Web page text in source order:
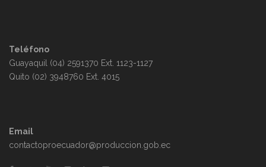
Teléfono
Guayaquil (04) 2591370 Ext. 1123-1127
Quito (02) 3948760 Ext. 4015
Email
contactoproecuador@produccion.gob.ec